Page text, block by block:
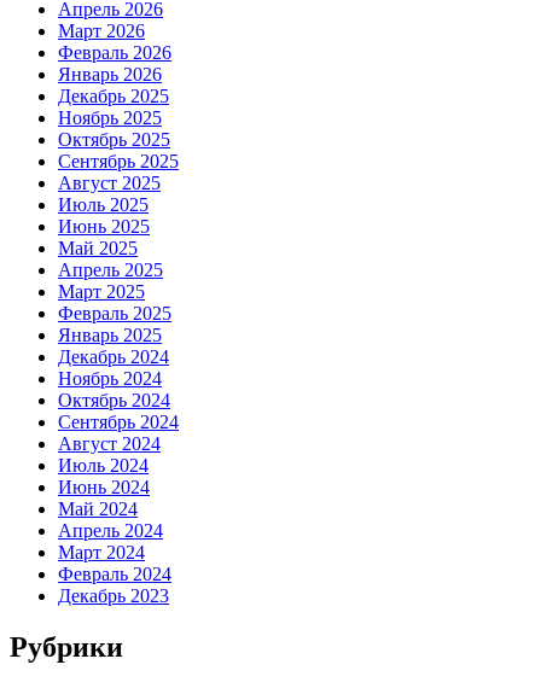
Апрель 2026
Март 2026
Февраль 2026
Январь 2026
Декабрь 2025
Ноябрь 2025
Октябрь 2025
Сентябрь 2025
Август 2025
Июль 2025
Июнь 2025
Май 2025
Апрель 2025
Март 2025
Февраль 2025
Январь 2025
Декабрь 2024
Ноябрь 2024
Октябрь 2024
Сентябрь 2024
Август 2024
Июль 2024
Июнь 2024
Май 2024
Апрель 2024
Март 2024
Февраль 2024
Декабрь 2023
Рубрики